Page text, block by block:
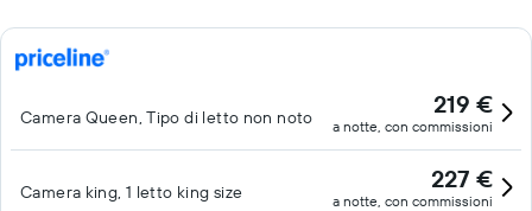
Camera Queen, Tipo di letto non noto 219 €
a notte, con commissioni
Camera king, 1 letto king size 227 €
a notte, con commissioni